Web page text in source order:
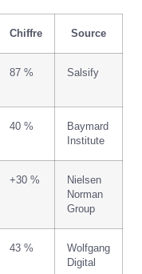
Chiffre Source
87 % Salsify
40 %
Baymard
Institute
+30 %
Nielsen
Norman
Group
43 %
Wolfgang
Digital